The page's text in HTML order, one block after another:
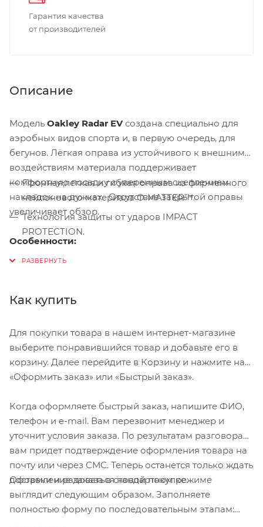
Гарантия качества
от производителей
Описание
Модель Oakley Radar EVсоздана специально для
аэробных видов спорта и, в первую очередь, для
бегунов. Лёгкая оправа из устойчивого к внешним
воздействиям материала поддерживает
комфортную посадку с уверенным сцеплением
накладок на дужках. Отсутствие закрытой оправы
увеличивает обзор.
Особенности:
Прочная,легкая и гибкая оправа из фирменного
нейлонового материала O‑MATTER™.
Технология защиты от ударов IMPACT
PROTECTION.
- PRIZMROAD . В отличии от других
в сам полимер, это исключает расслоение линзы.
Линзы из PLUTONITE® обеспечивают лучшую
защиту от UVA / UVB / UVC излучений.
Оптимизированный периферийный обзор c
технологией HDO позволяет добиться
искажая видение во всем поле зрения.
Специально спроектированная конструкция с
оптимальной вентиляцией.
Носовые упоры и дужки из
материала UNOBTAINIUM держат очки на месте,
увеличивая сцепление несмотря на запотевание.
В комплект входит жесткий чехол для хранения.
Как купить
Для покупки товара в нашем интернет-магазине
выберите понравившийся товар и добавьте его в
корзину. Далее перейдите в Корзину и нажмите на
«Оформить заказ» или «Быстрый заказ».
Когда оформляете быстрый заказ, напишите ФИО,
телефон и e-mail. Вам перезвонит менеджер и
уточнит условия заказа. По результатам разговора
вам придет подтверждение оформления товара на
почту или через СМС. Теперь останется только ждать
доставки и радоваться новой покупке.
Оформление заказа в стандартном режиме
выглядит следующим образом. Заполняете
полностью форму по последовательным этапам: